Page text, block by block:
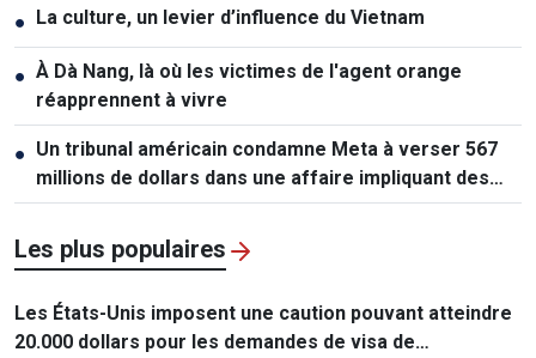
● La culture, un levier d’influence du Vietnam
● À Dà Nang, là où les victimes de l'agent orange
réapprennent à vivre
● Un tribunal américain condamne Meta à verser 567
millions de dollars dans une affaire impliquant des
mineurs
Les plus populaires
Les États-Unis imposent une caution pouvant atteindre
20.000 dollars pour les demandes de visa de